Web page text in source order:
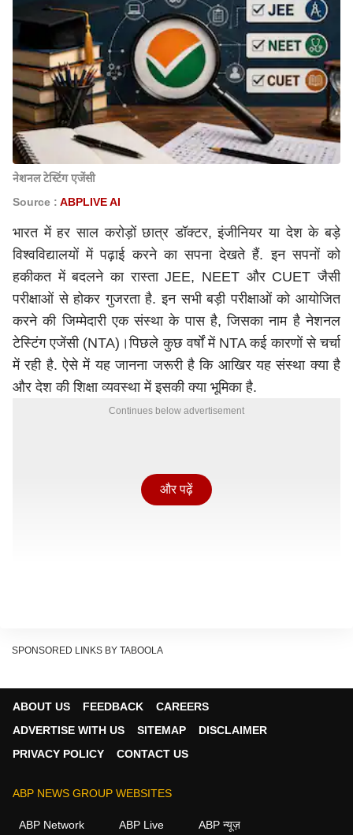
नेशनल टेस्टिंग एजेंसी
Source : ABPLIVE AI
भारत में हर साल करोड़ों छात्र डॉक्टर, इंजीनियर या देश के बड़े
विश्वविद्यालयों में पढ़ाई करने का सपना देखते हैं. इन सपनों को
हकीकत में बदलने का रास्ता JEE, NEET और CUET जैसी
परीक्षाओं से होकर गुजरता है. इन सभी बड़ी परीक्षाओं को आयोजित
करने की जिम्मेदारी एक संस्था के पास है, जिसका नाम है नेशनल
टेस्टिंग एजेंसी (NTA)।पिछले कुछ वर्षों में NTA कई कारणों से चर्चा
में रही है. ऐसे में यह जानना जरूरी है कि आखिर यह संस्था क्या है
और देश की शिक्षा व्यवस्था में इसकी क्या भूमिका है.
Continues below advertisement
Show Quick Read
और पढ़ें
SPONSORED LINKS BY TABOOLA
ABOUT US FEEDBACK
CAREERS
ADVERTISE WITH US
SITEMAP
DISCLAIMER
PRIVACY POLICY
CONTACT US
ABP NEWS GROUP WEBSITES
ABP Network ABP Live ABP न्यूज़